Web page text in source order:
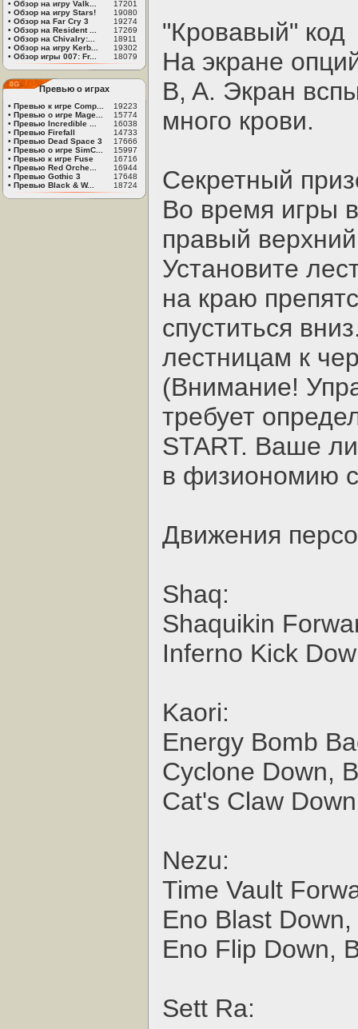
• Обзор на игру Valk...
17201
• Обзор на игру Stars!
19080
• Обзор на Far Cry 3
19274
• Обзор на Resident ...
17269
• Обзор на Chivalry:...
18911
• Обзор на игру Kerb...
19302
• Обзор игры 007: Fr... 18079
Превью о играх
• Превью к игре Comp...
19223
• Превью о игре Mage...
15774
• Превью Incredible ...
16038
• Превью Firefall
14733
• Превью Dead Space 3
17666
• Превью о игре SimC...
15997
• Превью к игре Fuse
16716
• Превью Red Orche...
16944
• Превью Gothic 3
17648
• Превью Black & W... 18724
"Кровавый" код
На экране
B, A. Экран
много крови.
Секретный
Во время игры
правый
Установите
на краю
спуститься
лестницам к
(Внимание!
требует
START. Ваше
в физиономию
Движения
Shaq:
Shaquikin
Inferno Kick
Kaori:
Energy Bomb
Cyclone Down,
Cat's Claw
Nezu:
Time Vault
Eno Blast
Eno Flip Down,
Sett Ra: